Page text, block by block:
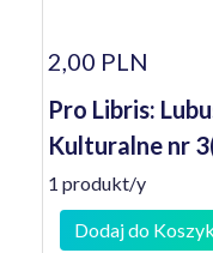
2,00 PLN
Pro Libris:
Kulturalne nr
1 produkt/y
Dodaj do